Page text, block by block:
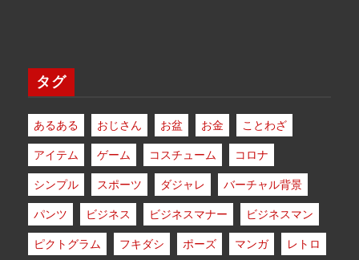
タグ
あるある おじさん お盆 お金
ことわざ
アイテム
ゲーム コスチューム
コロナ
シンプル
スポーツ ダジャレ
バーチャル背景
パンツ
ビジネス ビジネスマナー
ビジネスマン
ピクトグラム
フキダシ ポーズ マンガ
レトロ